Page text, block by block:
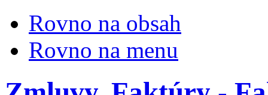
Rovno na obsah
Rovno na menu